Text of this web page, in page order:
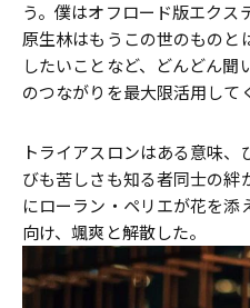
う。僕はオフロード版エクス
原生林はもうこの世のものと
したいことなど、どんどん聞
のつながりを最大限活用して
トライアスロンはある意味
びも苦しさも知る者同士の絆
にローラン・ペリエが花を添
向け、颯爽と解散した。